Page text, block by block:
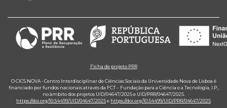
Ficha de projeto PRR
O CICS.NOVA - Centro Interdisciplinar de Ciências Sociais da Universidade Nova de Lisboa é
financiado por fundos nacionais através da FCT – Fundação para a Ciência e a Tecnologia, I.P.,
no âmbito dos projetos UID/04647/2025 e UID/PRR/04647/2025.
https://doi.org/10.54499/UID/04647/2025e https://doi.org/10.54499/UID/PRR/04647/2025